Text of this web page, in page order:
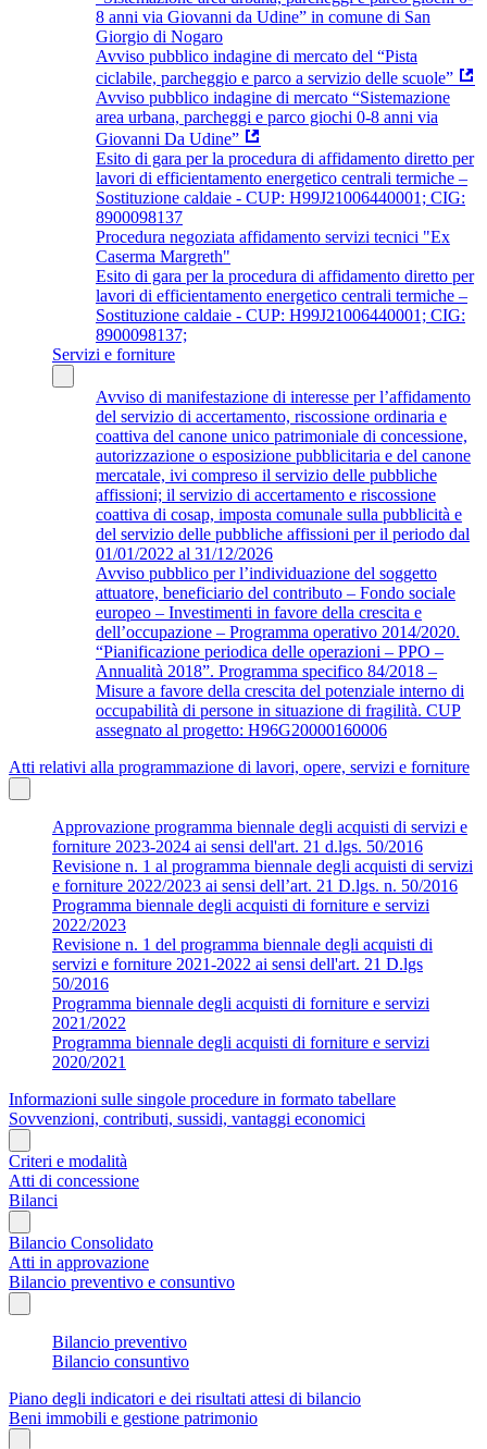
8 anni via Giovanni da Udine” in comune di San
Giorgio di Nogaro
Avviso pubblico indagine di mercato del “Pista
ciclabile, parcheggio e parco a servizio delle scuole”
Avviso pubblico indagine di mercato “Sistemazione
area urbana, parcheggi e parco giochi 0-8 anni via
Giovanni Da Udine”
Esito di gara per la procedura di affidamento diretto per
lavori di efficientamento energetico centrali termiche –
Sostituzione caldaie - CUP: H99J21006440001; CIG:
8900098137
Procedura negoziata affidamento servizi tecnici "Ex
Caserma Margreth"
Esito di gara per la procedura di affidamento diretto per
lavori di efficientamento energetico centrali termiche –
Sostituzione caldaie - CUP: H99J21006440001; CIG:
8900098137;
Servizi e forniture
Avviso di manifestazione di interesse per l’affidamento
del servizio di accertamento, riscossione ordinaria e
coattiva del canone unico patrimoniale di concessione,
autorizzazione o esposizione pubblicitaria e del canone
mercatale, ivi compreso il servizio delle pubbliche
affissioni; il servizio di accertamento e riscossione
coattiva di cosap, imposta comunale sulla pubblicità e
del servizio delle pubbliche affissioni per il periodo dal
01/01/2022 al 31/12/2026
Avviso pubblico per l’individuazione del soggetto
attuatore, beneficiario del contributo – Fondo sociale
europeo – Investimenti in favore della crescita e
dell’occupazione – Programma operativo 2014/2020.
“Pianificazione periodica delle operazioni – PPO –
Annualità 2018”. Programma specifico 84/2018 –
Misure a favore della crescita del potenziale interno di
occupabilità di persone in situazione di fragilità. CUP
assegnato al progetto: H96G20000160006
Atti relativi alla programmazione di lavori, opere, servizi e forniture
Approvazione programma biennale degli acquisti di servizi e
forniture 2023-2024 ai sensi dell'art. 21 d.lgs. 50/2016
Revisione n. 1 al programma biennale degli acquisti di servizi
e forniture 2022/2023 ai sensi dell’art. 21 D.lgs. n. 50/2016
Programma biennale degli acquisti di forniture e servizi
2022/2023
Revisione n. 1 del programma biennale degli acquisti di
servizi e forniture 2021-2022 ai sensi dell'art. 21 D.lgs
50/2016
Programma biennale degli acquisti di forniture e servizi
2021/2022
Programma biennale degli acquisti di forniture e servizi
2020/2021
Informazioni sulle singole procedure in formato tabellare
Sovvenzioni, contributi, sussidi, vantaggi economici
Criteri e modalità
Atti di concessione
Bilanci
Bilancio Consolidato
Atti in approvazione
Bilancio preventivo e consuntivo
Bilancio preventivo
Bilancio consuntivo
Piano degli indicatori e dei risultati attesi di bilancio
Beni immobili e gestione patrimonio